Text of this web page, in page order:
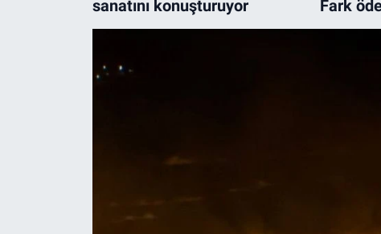
sanatını konuşturuyor
Fark
netleşti
Gündem
Kültür-Sanat